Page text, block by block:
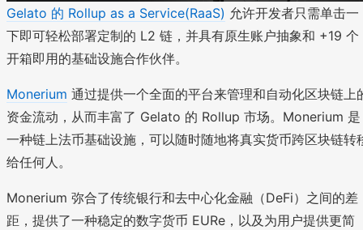
Gelato 的 Rollup as a Service(RaaS) 允许开发者只需单击一
下即可轻松部署定制的 L2 链，并具有原生账户抽象和 +19 个
开箱即用的基础设施合作伙伴。
Monerium 通过提供一个全面的平台来管理和自动化区块链上
资金流动，从而丰富了 Gelato 的 Rollup 市场。Monerium 是
一种链上法币基础设施，可以随时随地将真实货币跨区块链转
给任何人。
Monerium 弥合了传统银行和去中心化金融（DeFi）之间的差
距，提供了一种稳定的数字货币 EURe，以及为用户提供更简